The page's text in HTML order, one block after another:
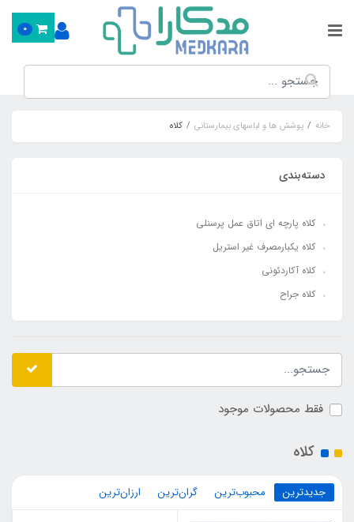
0
خانه پوشش ها و لباسهای بیمارستانی کلاه
دسته‌بندی
کلاه پارچه ای اتاق عمل پرسنلی
کلاه یکبارمصرف غیر استریل
کلاه آکاردئونی
کلاه جراح
فقط محصولات موجود
کلاه
جدیدترین محبوب‌ترین گران‌ترین ارزان‌ترین